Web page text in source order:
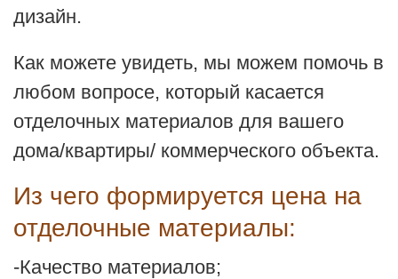
дизайн.
Как можете увидеть, мы можем помочь в
любом вопросе, который касается
отделочных материалов для вашего
дома/квартиры/ коммерческого объекта.
Из чего формируется цена на
отделочные материалы:
-Качество материалов;